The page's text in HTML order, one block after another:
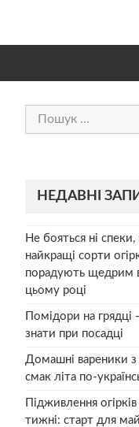
Пошук:
НЕДАВНІ
Не бояться ні спеки,
найкращі сорти
порадують щедрим
цьому році
Помідори на
знати при посадці
Домашні вареники
смак літа по-
Підживлення
тижні: старт для